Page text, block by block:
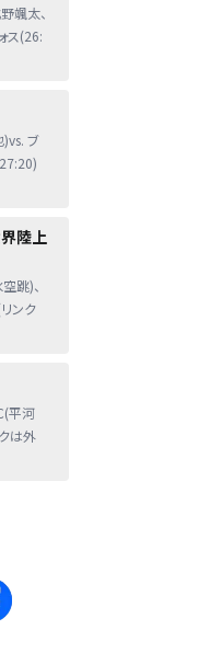
颯太、
ス(26:
ブ
陸上
跳)、
ンク
平河
は外